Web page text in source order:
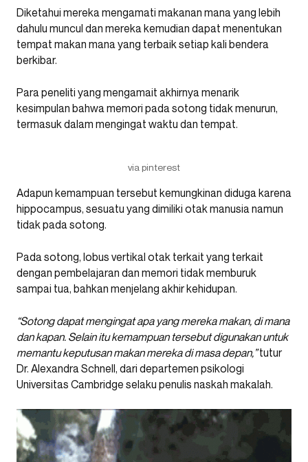
Diketahui mereka mengamati makanan mana yang lebih
dahulu muncul dan mereka kemudian dapat menentukan
tempat makan mana yang terbaik setiap kali bendera
berkibar.
Para peneliti yang mengamait akhirnya menarik
kesimpulan bahwa memori pada sotong tidak menurun,
termasuk dalam mengingat waktu dan tempat.
via pinterest
Adapun kemampuan tersebut kemungkinan diduga karena
hippocampus, sesuatu yang dimiliki otak manusia namun
tidak pada sotong.
Pada sotong, lobus vertikal otak terkait yang terkait
dengan pembelajaran dan memori tidak memburuk
sampai tua, bahkan menjelang akhir kehidupan.
“Sotong dapat mengingat apa yang mereka makan, di mana
dan kapan. Selain itu kemampuan tersebut digunakan untuk
memantu keputusan makan mereka di masa depan,”tutur
Dr. Alexandra Schnell, dari departemen psikologi
Universitas Cambridge selaku penulis naskah makalah.